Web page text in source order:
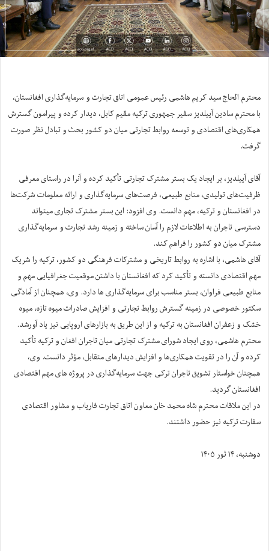
محترم الحاج سید کریم هاشمی رئیس عمومی اتاق تجارت و سرمایه‌گذاری افغانستان،
با محترم سادین آییلدیز سفیر جمهوری ترکیه مقیم کابل، دیدار کرده و پیرامون گسترش
همکاری‌های اقتصادی و توسعه روابط تجارتی میان دو کشور بحث و تبادل نظر صورت
گرفت.
آقای آییلدیز، بر ایجاد یک بستر مشترک تجارتی تأکید کرده و آنرا در راستای معرفی
ظرفیت‌های تولیدی، منابع طبیعی، فرصت‌های سرمایه‌گذاری و ارائه معلومات شرکت‌ها
در افغانستان و ترکیه، مهم دانست. وی افزود: این بستر مشترک تجاری میتواند
دسترسی تاجران به اطلاعات لازم را آسان ساخته و زمینه رشد تجارت و سرمایه‌گذاری
مشترک میان دو کشور را فراهم کند.
آقای هاشمی، با اشاره به روابط تاریخی و مشترکات فرهنگی دو کشور، ترکیه را شریک
مهم اقتصادی دانسته و تأکید کرد که افغانستان با داشتن موقعیت جغرافیایی مهم و
منابع طبیعی فراوان، بستر مناسب برای سرمایه‌گذاری ها دارد. وی، همچنان از آمادگی
سکتور خصوصی در زمینه گسترش روابط تجارتی و افزایش صادرات میوه تازه، میوه
خشک و زعفران افغانستان به ترکیه و از این طریق به بازارهای اروپایی نیز یاد آورشد.
محترم هاشمی، روی ایجاد شورای مشترک تجارتی میان تاجران افغان و ترکیه تأکید
کرده و آن را در تقویت همکاری‌ها و افزایش دیدارهای متقابل، مؤثر دانست. وی،
همچنان خواستار تشویق تاجران ترکی جهت سرمایه‌گذاری در پروژه های مهم اقتصادی
افغانستان گردید.
در این ملاقات محترم شاه محمد خان معاون اتاق تجارت فاریاب و مشاور اقتصادی
سفارت ترکیه نیز حضور داشتند.
دوشنبه، ۱۴ ثور ۱۴۰۵